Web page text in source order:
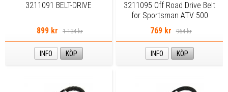
3211091 BELT-DRIVE
899 kr 1 134 kr
INFO KÖP
3211095 Off Road Drive Belt
for Sportsman ATV 500
Models
769 kr 964 kr
INFO KÖP